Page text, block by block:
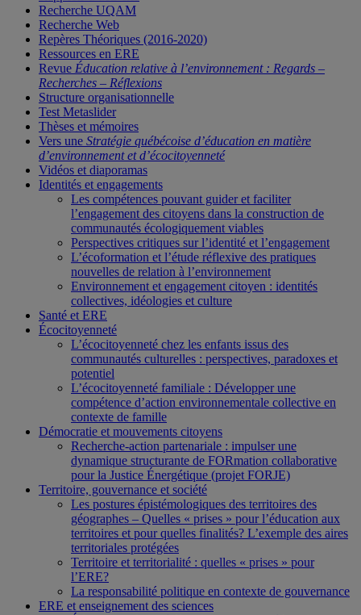
Recherche UQAM
Recherche Web
Repères Théoriques (2016-2020)
Ressources en ERE
Revue Éducation relative à l’environnement : Regards –
Recherches – Réflexions
Structure organisationnelle
Test Metaslider
Thèses et mémoires
Vers une Stratégie québécoise d’éducation en matière
d’environnement et d’écocitoyenneté
Vidéos et diaporamas
Identités et engagements
Les compétences pouvant guider et faciliter
l’engagement des citoyens dans la construction de
communautés écologiquement viables
Perspectives critiques sur l’identité et l’engagement
L’écoformation et l’étude réflexive des pratiques
nouvelles de relation à l’environnement
Environnement et engagement citoyen : identités
collectives, idéologies et culture
Santé et ERE
Écocitoyenneté
L’écocitoyenneté chez les enfants issus des
communautés culturelles : perspectives, paradoxes et
potentiel
L’écocitoyenneté familiale : Développer une
compétence d’action environnementale collective en
contexte de famille
Démocratie et mouvements citoyens
Recherche-action partenariale : impulser une
dynamique structurante de FORmation collaborative
pour la Justice Énergétique (projet FORJE)
Territoire, gouvernance et société
Les postures épistémologiques des territoires des
géographes – Quelles « prises » pour l’éducation aux
territoires et pour quelles finalités? L’exemple des aires
territoriales protégées
Territoire et territorialité : quelles « prises » pour
l’ERE?
La responsabilité politique en contexte de gouvernance
ERE et enseignement des sciences